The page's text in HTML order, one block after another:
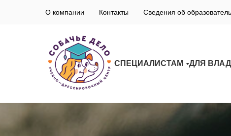
О компании Контакты Сведения об
СПЕЦИАЛИСТАМ ДЛЯ